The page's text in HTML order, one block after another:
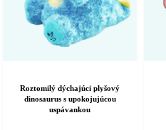
Roztomilý dýchajúci plyšový
dinosaurus s upokojujúcou
uspávankou